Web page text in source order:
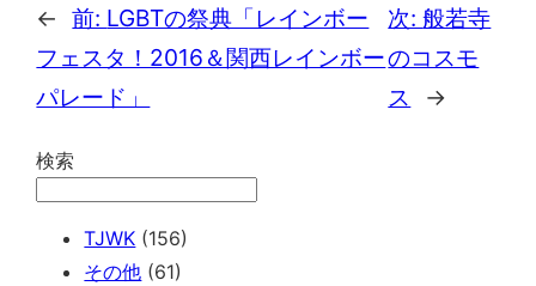
← 前: LGBTの祭典「レインボー
フェスタ！2016＆関西レインボー
パレード」
次:般若寺
のコスモ
ス
→
検索
TJWK (156)
その他 (61)